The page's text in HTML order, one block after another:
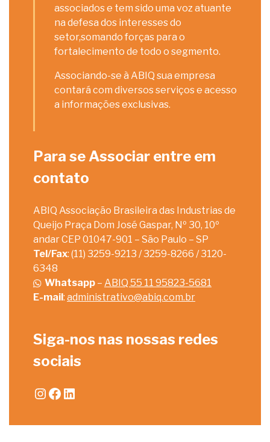
associados e tem sido uma voz atuante
na defesa dos interesses do
setor,somando forças para o
fortalecimento de todo o segmento.
Associando-se à ABIQ sua empresa
contará com diversos serviços e acesso
a informações exclusivas.
Para se Associar entre em
contato
ABIQ Associação Brasileira das Industrias de
Queijo Praça Dom José Gaspar, Nº 30, 10º
andar CEP 01047-901 – São Paulo – SP
Tel/Fax: (11) 3259-9213 / 3259-8266 / 3120-
6348
Whatsapp – ABIQ 55 11 95823-5681
E-mail: administrativo@abiq.com.br
Siga-nos nas nossas redes
sociais
Instagram
Facebook
LinkedIn